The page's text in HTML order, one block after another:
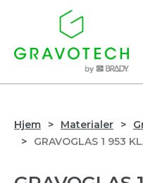
Hjem Materialer
GRAVOGLAS 1 953